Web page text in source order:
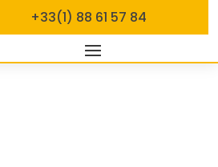
+33(1) 88 61 57 84